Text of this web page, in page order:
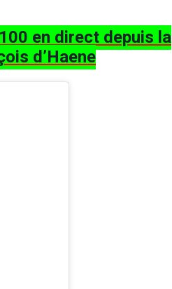
en direct depuis la
d’Haene